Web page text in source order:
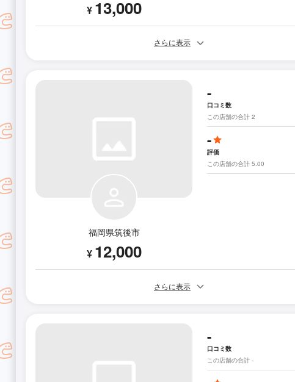
¥ 13,000
さらに表示
福岡県筑後市
¥ 12,000
-
口コミ数
この店舗の合計 2
-
評価
この店舗の合計 5.00
さらに表示
-
口コミ数
この店舗の合計 -